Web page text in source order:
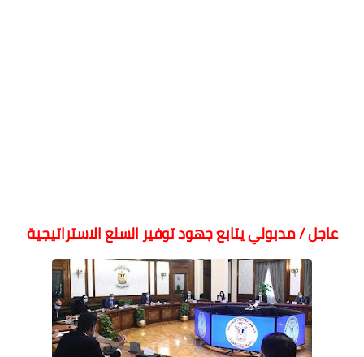
عاجل / مدبولي يتابع جهود توفير السلع الاستراتيجية